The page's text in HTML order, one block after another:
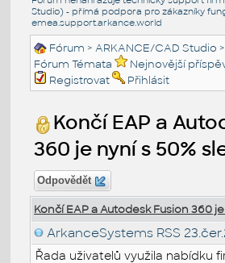
Studio) - přímá podpora pro zákazníky
emea.support.arkance.world
Fórum >ARKANCE/CAD Studio >
Fórum Témata
Nejnovější
Registrovat
Přihlásit
Končí EAP a
360 je nyní s 50%
Odpovědět
Končí EAP a Autodesk Fusion 360
ArkanceSystems RSS
Řada uživatelů využila nabídku